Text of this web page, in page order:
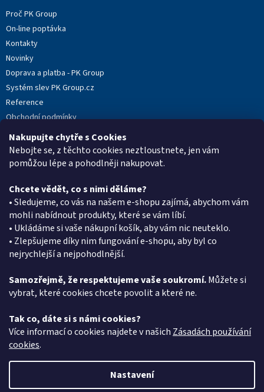
Nakupujte chytře s Cookies
Nebojte se, z těchto cookies neztloustnete, jen vám
pomůžou lépe a pohodlněji nakupovat.
Chcete vědět, co s nimi děláme?
• Sledujeme, co vás na našem e-shopu zajímá, abychom vám
mohli nabídnout produkty, které se vám líbí.
• Ukládáme si vaše nákupní košík, aby vám nic neuteklo.
• Zlepšujeme díky nim fungování e-shopu, aby byl co
nejrychlejší a nejpohodlnější.
Samozřejmě, že respektujeme vaše soukromí.Můžete si
vybrat, které cookies chcete povolit a které ne.
Tak co, dáte si s námi cookies?
Více informací o cookies najdete v našich Zásadách používání
cookies.
Nastavení
Proč PK Group
On-line poptávka
Kontakty
Novinky
Doprava a platba - PK Group
Systém slev PK Group.cz
Reference
Obchodní podmínky
Podmínky ochrany osobních údajů
Reklamační protokol
Kontakt
eshop@pkgroup.cz
+420603331993
+420734621131
Vyhledávání
HLEDAT
Vytvořil Shoptet